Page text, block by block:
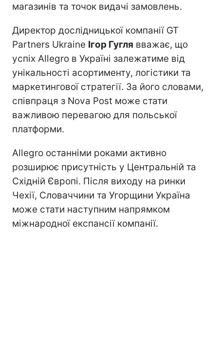
магазинів та точок видачі замовлень.
Директор дослідницької компанії GT
Partners Ukraine Ігор Гугля вважає, що
успіх Allegro в Україні залежатиме від
унікальності асортименту, логістики та
маркетингової стратегії. За його словами,
співпраця з Nova Post може стати
важливою перевагою для польської
платформи.
Allegro останніми роками активно
розширює присутність у Центральній та
Східній Європі. Після виходу на ринки
Чехії, Словаччини та Угорщини Україна
може стати наступним напрямком
міжнародної експансії компанії.